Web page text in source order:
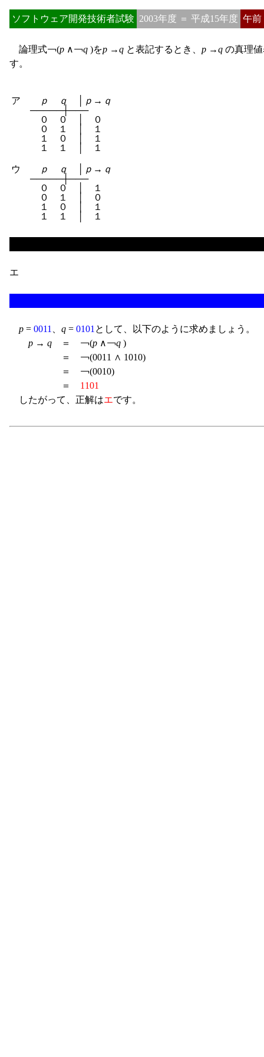
ソフトウェア開発技術者試験 2003年度 ＝ 平成15年度 午前
論理式￢(p ∧￢q )をp →q と表記するとき、 p →q の真理
す。
ア ｐ ｑ ｐ → ｑ
─────┼───
０　０　│　０
０　１　│　１
１　０　│　１
ウ ｐ ｑ ｐ → ｑ
─────┼───
０　０　│　１
０　１　│　０
１　０　│　１
エ
p = 0011 q = 0101 として、以下のように求めましょう。
p → q ＝ ￢(p ∧￢q )
＝ ￢(0011 ∧ 1010)
＝ ￢(0010)
＝ 1101
したがって、正解はエです。